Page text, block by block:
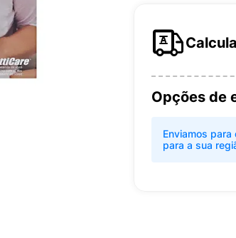
Opções de
Enviamos
para a sua